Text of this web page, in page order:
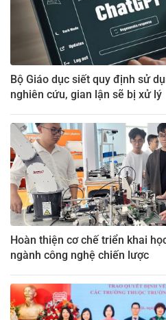
Bộ Giáo dục siết quy định sử
nghiên cứu, gian lận sẽ bị xử lý
Hoàn thiện cơ chế triển khai
ngành công nghệ chiến lược